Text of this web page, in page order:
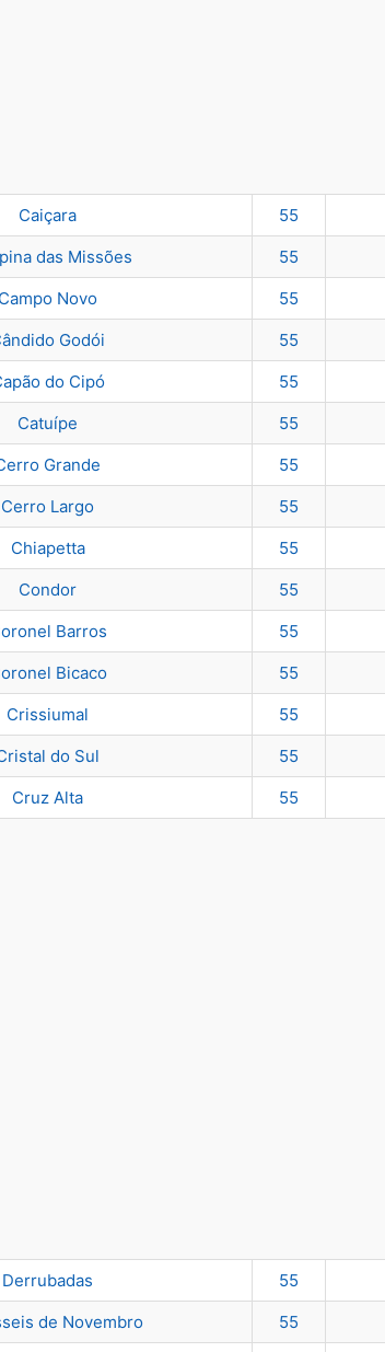
Caiçara 55
das Missões
55
Campo Novo
55
Godói
55
do Cipó
55
Catuípe
55
Grande
55
Cerro Largo
55
Chiapetta
55
Condor
55
Barros
55
Bicaco
55
Crissiumal
55
do Sul
55
Cruz Alta
55
Derrubadas 55
de Novembro
55